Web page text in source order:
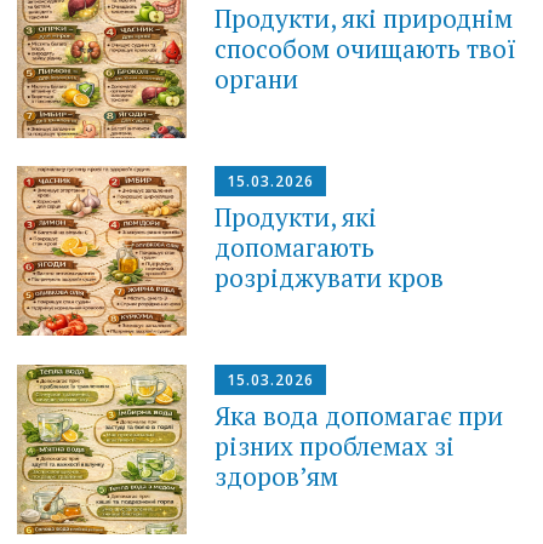
Продукти, які природнім
способом очищають твої
органи
15.03.2026
Продукти, які
допомагають
розріджувати кров
15.03.2026
Яка вода допомагає при
різних проблемах зі
здоров’ям